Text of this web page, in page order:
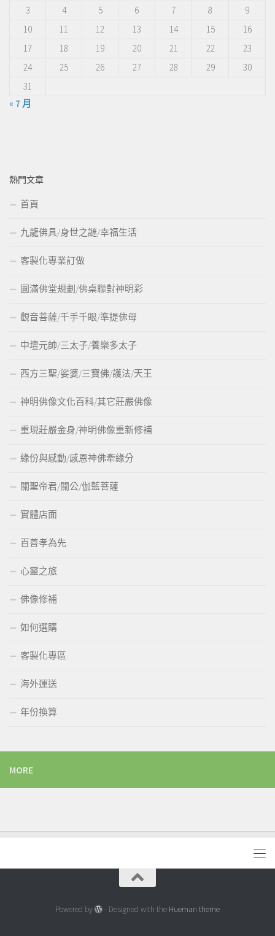
3
4 5 6 7 8
9
10
11 12 13 14 15
16
17
18 19 20 21 22
23
24
25 26 27 28 29
30
31
« 7 月
熱門文章
首頁
九龍佛具/身世之謎/幸福生活
客製化專業訂做
圓滿佛堂規劃/佛桌聯對神明彩
觀音菩薩/千手千眼/準提佛母
中壇元帥/三太子/養樂多太子
西方三聖/娑婆/三寶佛/護法/天王
神明佛像文化百科/其它莊嚴佛像
重現莊嚴金身/神明佛像重新修補
緣份與感動/感恩神佛牽緣分
關聖帝君/關公/伽藍菩薩
實體店面
百善孝為先
心靈之旅
佛像修補
如何選購
客製化專區
海外運送
年份換算
MORE
Powered by - Designed with the Hueman theme